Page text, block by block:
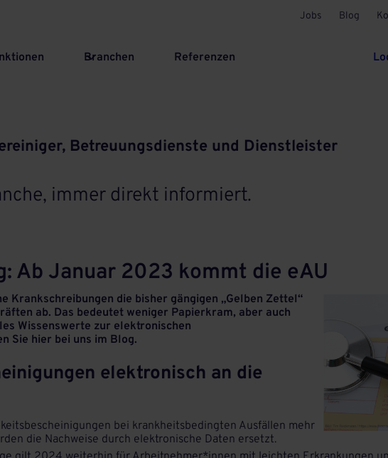
Jobs Blog
Branchen Referenzen
Betreuungsdienste und Dienstleister
immer direkt informiert.
Ab Januar 2023 kommt die eAU
Krankschreibungen die bisher gängigen „Gelben Zettel“
ab. Das bedeutet weniger Papierkram, aber auch
Wissenswerte zur elektronischen
Sie hier bei uns im Blog.
elektronisch an die
bei krankheitsbedingten Ausfällen mehr
die Nachweise durch elektronische Daten ersetzt.